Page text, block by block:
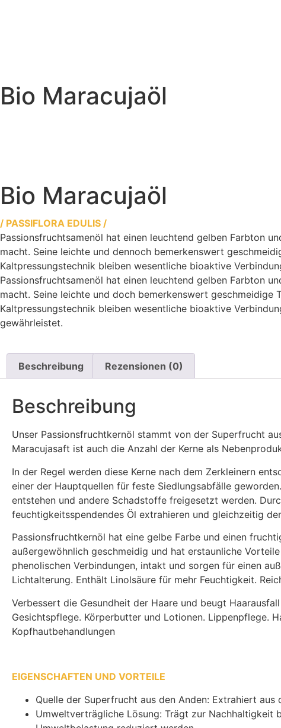
Bio Maracujaöl
Bio Maracujaöl
/ PASSIFLORA EDULIS /
Passionsfruchtsamenöl hat einen leuchtend gelben Farbton
macht. Seine leichte und dennoch bemerkenswert
Kaltpressungstechnik bleiben wesentliche bioaktive
Passionsfruchtsamenöl hat einen leuchtend gelben Farbton
macht. Seine leichte und doch bemerkenswert
Kaltpressungstechnik bleiben wesentliche bioaktive
gewährleistet.
Beschreibung Rezensionen (0)
Beschreibung
Unser Passionsfruchtkernöl stammt von der Superfrucht
Maracujasaft ist auch die Anzahl der Kerne als
In der Regel werden diese Kerne nach dem Zerkleinern
einer der Hauptquellen für feste Siedlungsabfälle
entstehen und andere Schadstoffe freigesetzt werden.
feuchtigkeitsspendendes Öl extrahieren und gleichzeitig
Passionsfruchtkernöl hat eine gelbe Farbe und einen
außergewöhnlich geschmeidig und hat erstaunliche
phenolischen Verbindungen, intakt und sorgen für einen
Lichtalterung. Enthält Linolsäure für mehr Feuchtigkeit.
Verbessert die Gesundheit der Haare und beugt
Gesichtspflege. Körperbutter und Lotionen. Lippenpflege.
Kopfhautbehandlungen
EIGENSCHAFTEN UND VORTEILE
Quelle der Superfrucht aus den Anden: Extrahiert
Umweltverträgliche Lösung: Trägt zur Nachhaltigkeit